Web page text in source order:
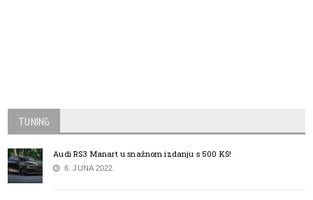
TUNING
Audi RS3 Manart u snažnom izdanju s 500 KS!
6. JUNA 2022.